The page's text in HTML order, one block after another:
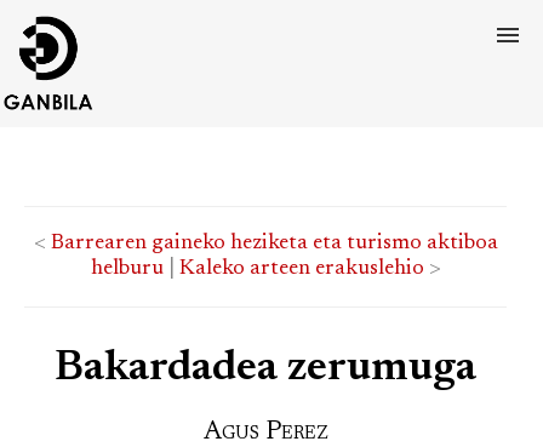
< Barrearen gaineko heziketa eta turismo aktiboa
helburu| Kaleko arteen erakuslehio >
Bakardadea zerumuga
Agus Perez